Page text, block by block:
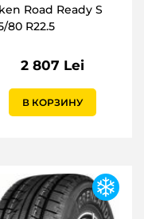
Road Ready S
80 R22.5
2 807 Lei
В КОРЗИНУ